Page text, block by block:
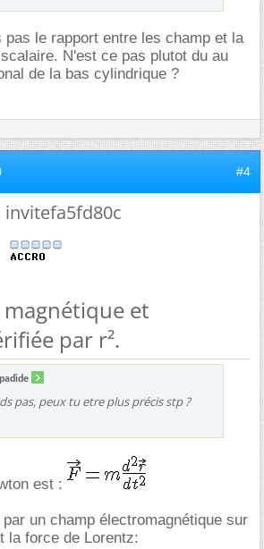
pas le rapport entre les champ et la
N'est ce pas plutot du au
de la bas cylindrique ?
#4
invitefa5fd80c
magnétique et
par r².
pas, peux tu etre plus précis stp ?
est :
un champ électromagnétique sur
la force de Lorentz: